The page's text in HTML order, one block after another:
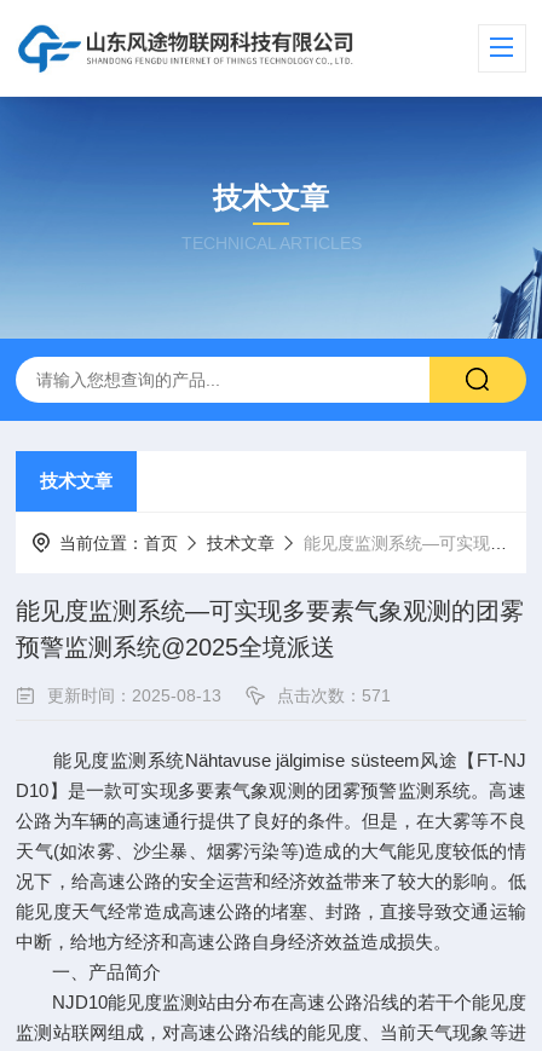
技术文章
TECHNICAL ARTICLES
技术文章
当前位置：首页 技术文章 能见度监测系统—可实现多要素气象观测的团雾预警监测系统@2025全境派送
能见度监测系统—可实现多要素气象观测的团雾
预警监测系统@2025全境派送
更新时间：2025-08-13 点击次数：571
能见度监测系统Nähtavuse jälgimise süsteem风途【FT-NJ
D10】是一款可实现多要素气象观测的团雾预警监测系统。高速
公路为车辆的高速通行提供了良好的条件。但是，在大雾等不良
天气(如浓雾、沙尘暴、烟雾污染等)造成的大气能见度较低的情
况下，给高速公路的安全运营和经济效益带来了较大的影响。低
能见度天气经常造成高速公路的堵塞、封路，直接导致交通运输
中断，给地方经济和高速公路自身经济效益造成损失。
一、产品简介
NJD10能见度监测站由分布在高速公路沿线的若干个能见度
监测站联网组成，对高速公路沿线的能见度、当前天气现象等进